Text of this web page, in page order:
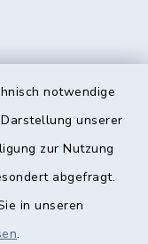
notwendige
unserer
zur Nutzung
abgefragt.
in unseren
.